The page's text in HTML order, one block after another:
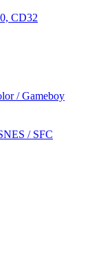
CD32
/ Gameboy
/ SFC